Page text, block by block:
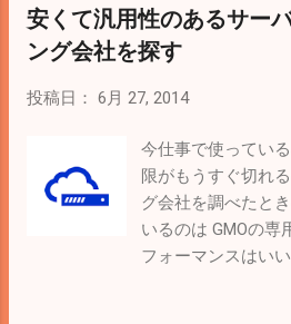
い。 < Related
出来るように自動
う 猫のトイレ臭い
てみる 猫を向かい
安くて汎用性のあるサー
ング会社を探す
投稿日： 6月 27, 2014
今仕事で使ってい
限がもうすぐ切れ
グ会社を調べたと
いるのは GMOの専
フォーマンスはい
なった。 異様に名